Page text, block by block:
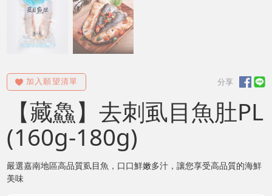
【藏鱻】去刺虱目魚肚PL
(160g-180g)
嚴選嘉南地區高品質虱目魚，口口鮮嫩多汁，讓您享受高品質的海鮮
美味